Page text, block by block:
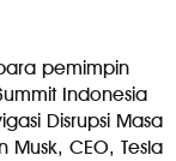
pemimpin
Indonesia
Disrupsi Masa
Musk, CEO, Tesla